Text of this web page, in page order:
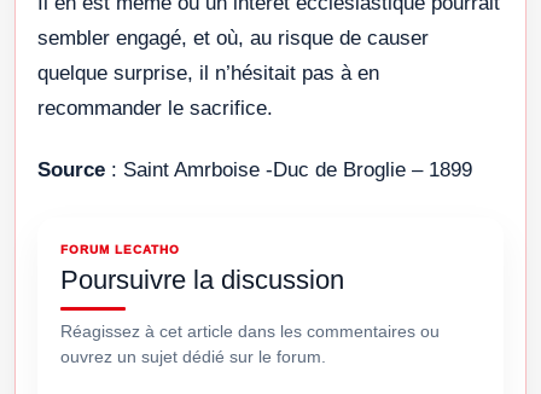
sembler engagé, et où, au risque de causer
quelque surprise, il n’hésitait pas à en
recommander le sacrifice.
Source : Saint Amrboise -Duc de Broglie – 1899
FORUM LECATHO
Poursuivre la discussion
Réagissez à cet article dans les commentaires ou
ouvrez un sujet dédié sur le forum.